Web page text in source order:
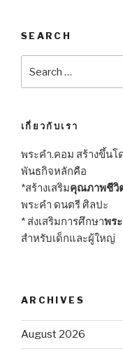
SEARCH
for:
เกี่ยวกับเรา
พระคำ.คอม สร้างขึ้น
พันธกิจหลักคือ
*สร้างเสริมคุณภาพชีวิ
พระคำ ดนตรี ศิลปะ
* ส่งเสริมการศึกษาพร
สำหรับเด็กและผู้ใหญ่
ARCHIVES
August 2026